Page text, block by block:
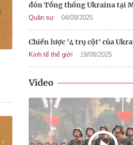
đón Tổng thống Ukraina tại
Quân sự 04/09/2025
Chiến lược '4 trụ cột' của
Kinh tế thế giới 19/08/2025
Video